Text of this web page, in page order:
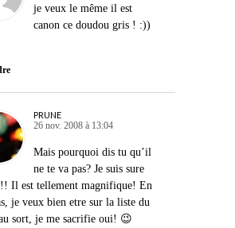
je veux le même il est
canon ce doudou gris ! :))
PRUNE
26 nov. 2008 à 13:04
Mais pourquoi dis tu qu’il
ne te va pas? Je suis sure
Il est tellement magnifique! En
je veux bien etre sur la liste du
sort, je me sacrifie oui! 😉